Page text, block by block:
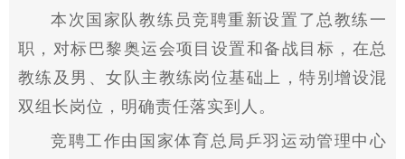
本次国家队教练员竞聘重新设置了总教练一
职，对标巴黎奥运会项目设置和备战目标，在总
教练及男、女队主教练岗位基础上，特别增设混
双组长岗位，明确责任落实到人。
竞聘工作由国家体育总局乒羽运动管理中心